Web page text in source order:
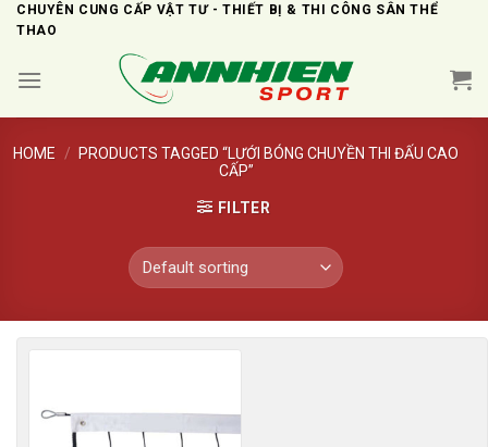
SkipCHUYÊN CUNG CẤP VẬT TƯ - THIẾT BỊ & THI CÔNG SÂN THỂ
THAO
HOME /
PRODUCTS TAGGED “LƯỚI BÓNG CHUYỀN THI ĐẤU CAO
CẤP”
FILTER